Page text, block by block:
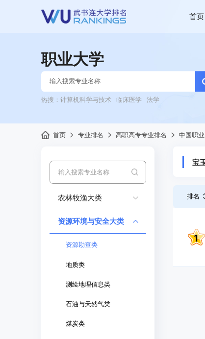
首页
职业大学
热搜： 计算机科学与技术 临床医学 法学
首页 专业排名 高职高专专业排名 中国职
农林牧渔大类
资源环境与安全大类
资源勘查类
地质类
测绘地理信息类
石油与天然气类
煤炭类
宝
排名